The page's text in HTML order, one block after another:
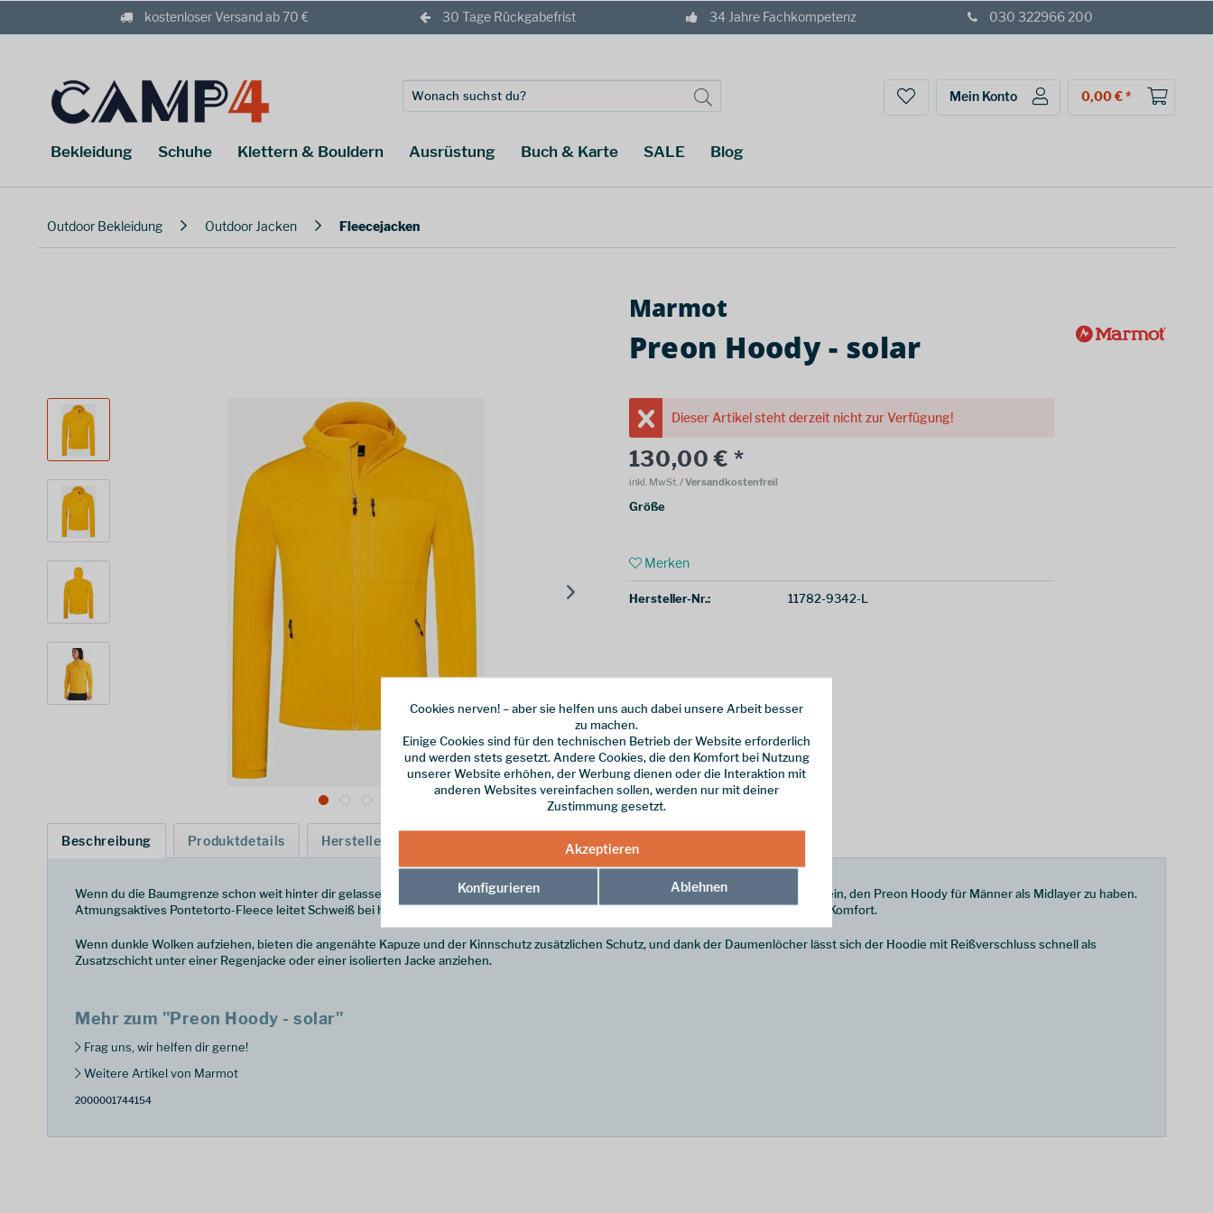
kostenloser Versand ab 70 € 30 Tage Rückgabefrist 34 Jahre Fachkompetenz 030 322966 200
Mein Konto 0,00 € *
Bekleidung Schuhe Klettern & Bouldern Ausrüstung Buch & Karte SALE Blog
Outdoor Bekleidung Outdoor Jacken Fleecejacken
Marmot
Preon Hoody - solar
Dieser Artikel steht derzeit nicht zur Verfügung!
130,00 € *
inkl. MwSt./ Versandkostenfrei!
Größe
Merken
Hersteller-Nr.: 11782-9342-L
Beschreibung Produktdetails Hersteller
Wenn du die Baumgrenze schon weit hinter dir gelassen hast, aber immer noch ein gutes Stück vom Gipfel entfernt bist, wirst du froh sein, den Preon Hoody für Männer als Midlayer zu haben.
Atmungsaktives Pontetorto-Fleece leitet Schweiß bei harten Aufstiegen von der Haut ab, und Flatlock-Nähte sorgen für scheuerfreien Komfort.
Wenn dunkle Wolken aufziehen, bieten die angenähte Kapuze und der Kinnschutz zusätzlichen Schutz, und dank der Daumenlöcher lässt sich der Hoodie mit Reißverschluss schnell als
Zusatzschicht unter einer Regenjacke oder einer isolierten Jacke anziehen.
Mehr zum "Preon Hoody - solar"
Frag uns, wir helfen dir gerne!
Weitere Artikel von Marmot
2000001744154
Cookies nerven! – aber sie helfen uns auch dabei unsere Arbeit besser
zu machen.
Einige Cookies sind für den technischen Betrieb der Website erforderlich
und werden stets gesetzt. Andere Cookies, die den Komfort bei Nutzung
unserer Website erhöhen, der Werbung dienen oder die Interaktion mit
anderen Websites vereinfachen sollen, werden nur mit deiner
Zustimmung gesetzt.
Akzeptieren
Konfigurieren Ablehnen